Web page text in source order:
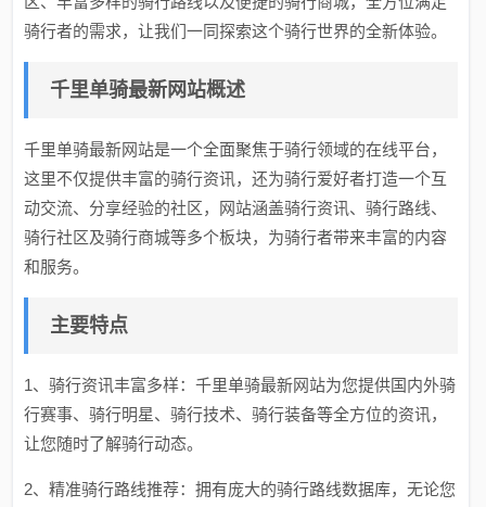
骑行者的需求，让我们一同探索这个骑行世界的全新体验。
千里单骑最新网站概述
千里单骑最新网站是一个全面聚焦于骑行领域的在线平台，
这里不仅提供丰富的骑行资讯，还为骑行爱好者打造一个互
动交流、分享经验的社区，网站涵盖骑行资讯、骑行路线、
骑行社区及骑行商城等多个板块，为骑行者带来丰富的内容
和服务。
主要特点
1、骑行资讯丰富多样：千里单骑最新网站为您提供国内外骑
行赛事、骑行明星、骑行技术、骑行装备等全方位的资讯，
让您随时了解骑行动态。
2、精准骑行路线推荐：拥有庞大的骑行路线数据库，无论您